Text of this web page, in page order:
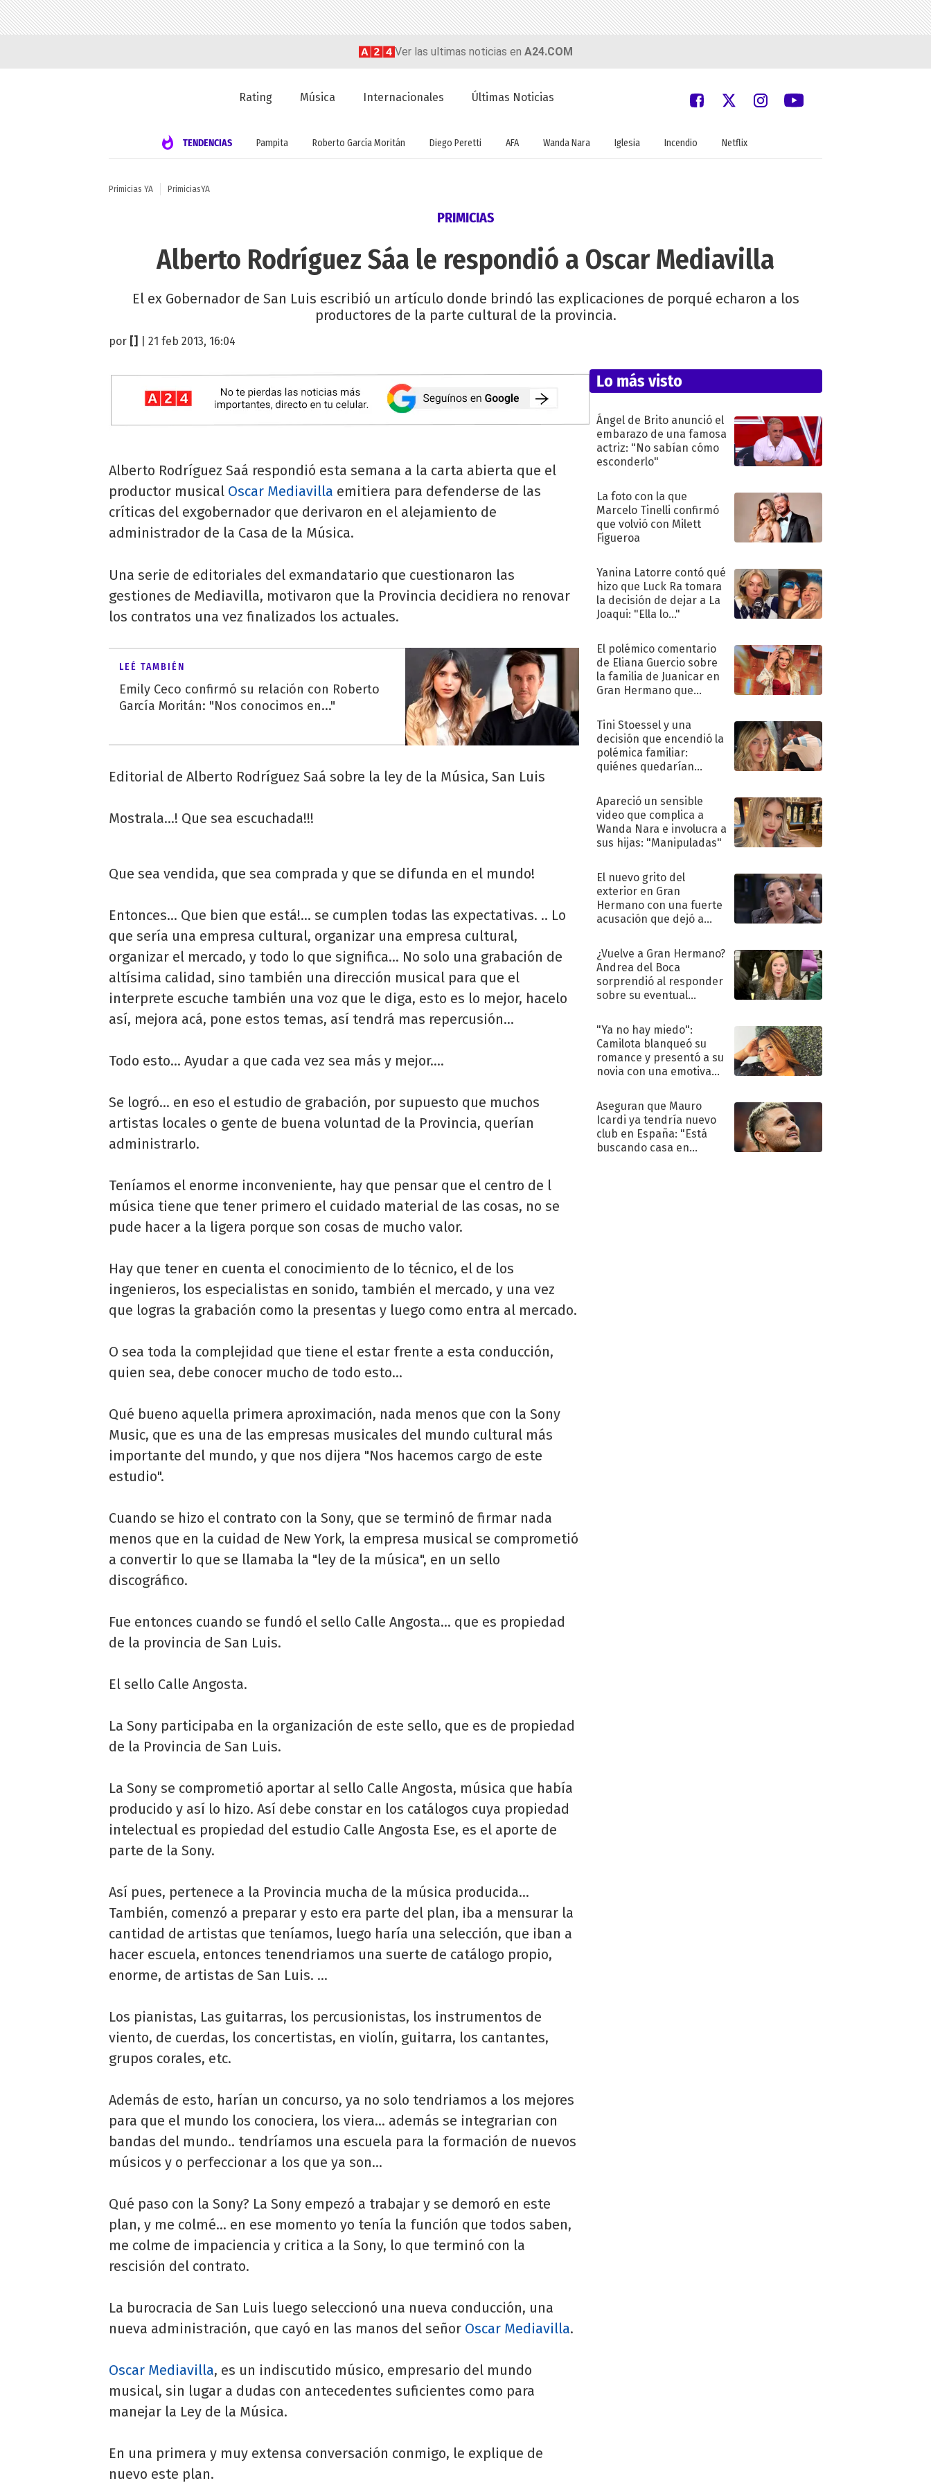
Ver las ultimas noticias en A24.COM
Rating Música Internacionales Últimas Noticias
TENDENCIAS Pampita Roberto García Moritán Diego Peretti AFA Wanda Nara Iglesia Incendio Netflix
Primicias YA PrimiciasYA
PRIMICIAS
Alberto Rodríguez Sáa le respondió a Oscar Mediavilla
El ex Gobernador de San Luis escribió un artículo donde brindó las explicaciones de porqué echaron a los
productores de la parte cultural de la provincia.
por | 21 feb 2013, 16:04
Alberto Rodríguez Saá respondió esta semana a la carta abierta que el
productor musical Oscar Mediavilla emitiera para defenderse de las
críticas del exgobernador que derivaron en el alejamiento de
administrador de la Casa de la Música.
Una serie de editoriales del exmandatario que cuestionaron las
gestiones de Mediavilla, motivaron que la Provincia decidiera no renovar
los contratos una vez finalizados los actuales.
LEÉ TAMBIÉN
Emily Ceco confirmó su relación con Roberto
García Moritán: "Nos conocimos en..."
Editorial de Alberto Rodríguez Saá sobre la ley de la Música, San Luis
Mostrala…! Que sea escuchada!!!
Que sea vendida, que sea comprada y que se difunda en el mundo!
Entonces… Que bien que está!… se cumplen todas las expectativas. .. Lo
que sería una empresa cultural, organizar una empresa cultural,
organizar el mercado, y todo lo que significa... No solo una grabación de
altísima calidad, sino también una dirección musical para que el
interprete escuche también una voz que le diga, esto es lo mejor, hacelo
así, mejora acá, pone estos temas, así tendrá mas repercusión…
Todo esto… Ayudar a que cada vez sea más y mejor….
Se logró… en eso el estudio de grabación, por supuesto que muchos
artistas locales o gente de buena voluntad de la Provincia, querían
administrarlo.
Teníamos el enorme inconveniente, hay que pensar que el centro de l
música tiene que tener primero el cuidado material de las cosas, no se
pude hacer a la ligera porque son cosas de mucho valor.
Hay que tener en cuenta el conocimiento de lo técnico, el de los
ingenieros, los especialistas en sonido, también el mercado, y una vez
que logras la grabación como la presentas y luego como entra al mercado.
O sea toda la complejidad que tiene el estar frente a esta conducción,
quien sea, debe conocer mucho de todo esto…
Qué bueno aquella primera aproximación, nada menos que con la Sony
Music, que es una de las empresas musicales del mundo cultural más
importante del mundo, y que nos dijera "Nos hacemos cargo de este
estudio".
Cuando se hizo el contrato con la Sony, que se terminó de firmar nada
menos que en la cuidad de New York, la empresa musical se comprometió
a convertir lo que se llamaba la "ley de la música", en un sello
discográfico.
Fue entonces cuando se fundó el sello Calle Angosta… que es propiedad
de la provincia de San Luis.
El sello Calle Angosta.
La Sony participaba en la organización de este sello, que es de propiedad
de la Provincia de San Luis.
La Sony se comprometió aportar al sello Calle Angosta, música que había
producido y así lo hizo. Así debe constar en los catálogos cuya propiedad
intelectual es propiedad del estudio Calle Angosta Ese, es el aporte de
parte de la Sony.
Así pues, pertenece a la Provincia mucha de la música producida…
También, comenzó a preparar y esto era parte del plan, iba a mensurar la
cantidad de artistas que teníamos, luego haría una selección, que iban a
hacer escuela, entonces tenendriamos una suerte de catálogo propio,
enorme, de artistas de San Luis. …
Los pianistas, Las guitarras, los percusionistas, los instrumentos de
viento, de cuerdas, los concertistas, en violín, guitarra, los cantantes,
grupos corales, etc.
Además de esto, harían un concurso, ya no solo tendriamos a los mejores
para que el mundo los conociera, los viera… además se integrarian con
bandas del mundo.. tendríamos una escuela para la formación de nuevos
músicos y o perfeccionar a los que ya son…
Qué paso con la Sony? La Sony empezó a trabajar y se demoró en este
plan, y me colmé… en ese momento yo tenía la función que todos saben,
me colme de impaciencia y critica a la Sony, lo que terminó con la
rescisión del contrato.
La burocracia de San Luis luego seleccionó una nueva conducción, una
nueva administración, que cayó en las manos del señor Oscar Mediavilla.
Oscar Mediavilla, es un indiscutido músico, empresario del mundo
musical, sin lugar a dudas con antecedentes suficientes como para
manejar la Ley de la Música.
En una primera y muy extensa conversación conmigo, le explique de
nuevo este plan.
Lo más visto
Ángel de Brito anunció el
embarazo de una famosa
actriz: "No sabían cómo
esconderlo"
La foto con la que
Marcelo Tinelli confirmó
que volvió con Milett
Figueroa
Yanina Latorre contó qué
hizo que Luck Ra tomara
la decisión de dejar a La
Joaqui: "Ella lo..."
El polémico comentario
de Eliana Guercio sobre
la familia de Juanicar en
Gran Hermano que
Tini Stoessel y una
decisión que encendió la
polémica familiar:
quiénes quedarían
Apareció un sensible
video que complica a
Wanda Nara e involucra a
sus hijas: "Manipuladas"
El nuevo grito del
exterior en Gran
Hermano con una fuerte
acusación que dejó a
"Traidora"
¿Vuelve a Gran Hermano?
Andrea del Boca
sorprendió al responder
sobre su eventual
"Ya no hay miedo":
Camilota blanqueó su
romance y presentó a su
novia con una emotiva
Aseguran que Mauro
Icardi ya tendría nuevo
club en España: "Está
buscando casa en